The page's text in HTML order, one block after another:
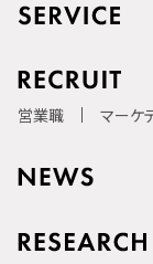
営業職 マーケ